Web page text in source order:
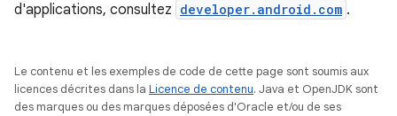
d'applications, consultez developer.android.com .
Le contenu et les exemples de code de cette page sont soumis aux
licences décrites dans la Licence de contenu. Java et OpenJDK sont
des marques ou des marques déposées d'Oracle et/ou de ses